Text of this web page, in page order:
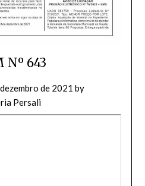
Nº 643
de 2021 by
Persali